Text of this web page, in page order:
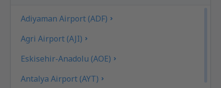
Adiyaman Airport (ADF)
Agri Airport (AJI)
Eskisehir-Anadolu (AOE)
Antalya Airport (AYT)